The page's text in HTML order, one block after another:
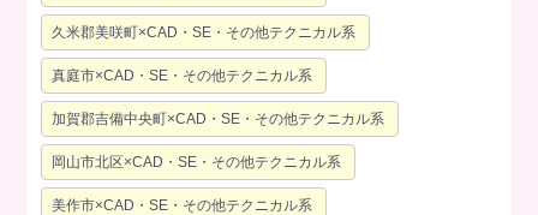
久米郡美咲町×CAD・SE・その他テクニカル系
真庭市×CAD・SE・その他テクニカル系
加賀郡吉備中央町×CAD・SE・その他テクニカル系
岡山市北区×CAD・SE・その他テクニカル系
美作市×CAD・SE・その他テクニカル系